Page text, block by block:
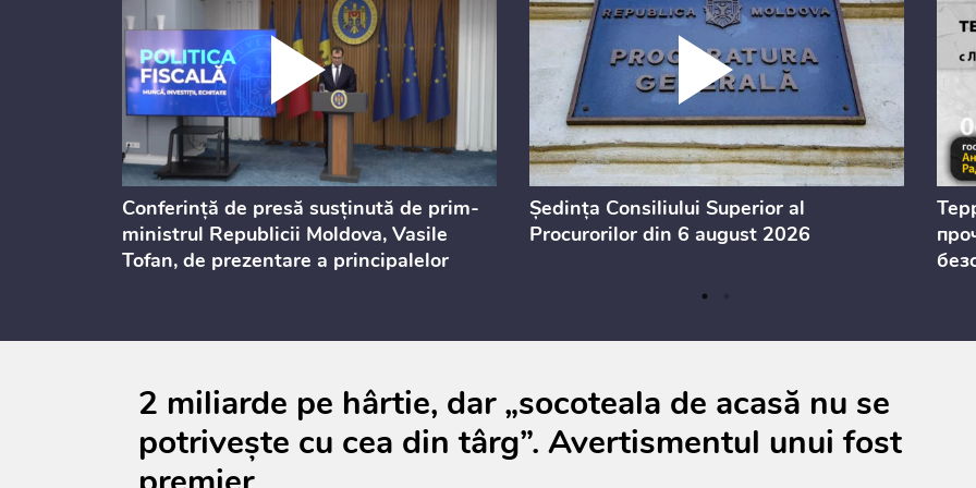
Conferință de presă susținută de prim-
ministrul Republicii Moldova, Vasile
Tofan, de prezentare a principalelor
consultărilor publice
Ședința Consiliului Superior al
Procurorilor din 6 august 2026
2 miliarde pe hârtie, dar „socoteala de acasă nu se
potrivește cu cea din târg”. Avertismentul unui fost